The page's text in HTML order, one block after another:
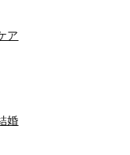
ア
婚